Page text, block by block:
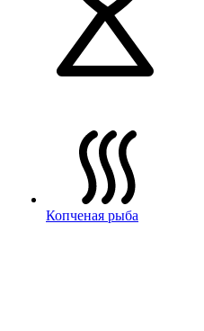
Копченая рыба